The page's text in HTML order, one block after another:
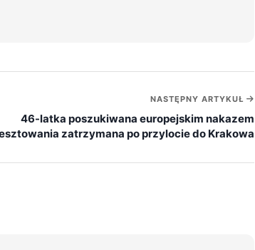
NASTĘPNY ARTYKUŁ
46-latka poszukiwana europejskim nakazem
zatrzymana po przylocie do Krakowa